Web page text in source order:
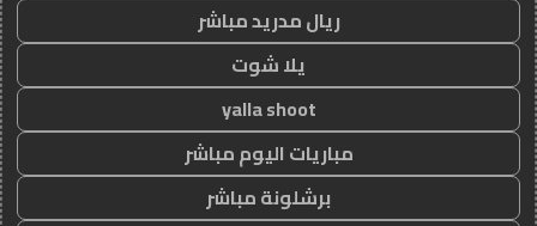
ريال مدريد مباشر
يلا شوت
yalla shoot
مباريات اليوم مباشر
برشلونة مباشر